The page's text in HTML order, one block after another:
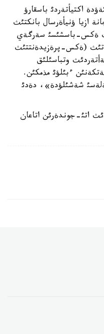
ماسكةؤدة اكتيأتةردئ باسقارؤ
ازيا ؤنيأةرسال بانكتئث
ةكس-باسشئسئ سةرگةي
(ةكس-پرةزيدةنتتئث
وتباسئلئق
ءبئلؤئ مذمكئن.
شةشئلؤدة»، دةدئ
اتئ-جوندةرئن اتاعان